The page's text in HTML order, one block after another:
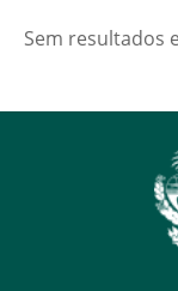
Sem resultados